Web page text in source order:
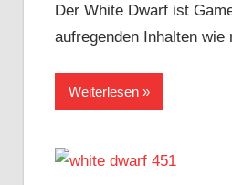
Der White Dwarf ist
aufregenden Inhalten
Weiterlesen